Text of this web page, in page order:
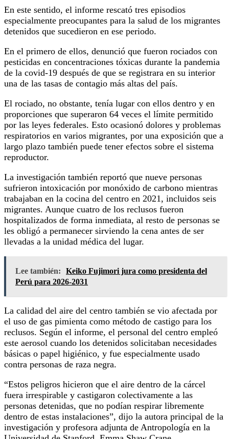
En este sentido, el informe rescató tres episodios
especialmente preocupantes para la salud de los migrantes
detenidos que sucedieron en ese periodo.
En el primero de ellos, denunció que fueron rociados con
pesticidas en concentraciones tóxicas durante la pandemia
de la covid-19 después de que se registrara en su interior
una de las tasas de contagio más altas del país.
El rociado, no obstante, tenía lugar con ellos dentro y en
proporciones que superaron 64 veces el límite permitido
por las leyes federales. Esto ocasionó dolores y problemas
respiratorios en varios migrantes, por una exposición que a
largo plazo también puede tener efectos sobre el sistema
reproductor.
La investigación también reportó que nueve personas
sufrieron intoxicación por monóxido de carbono mientras
trabajaban en la cocina del centro en 2021, incluidos seis
migrantes. Aunque cuatro de los reclusos fueron
hospitalizados de forma inmediata, al resto de personas se
les obligó a permanecer sirviendo la cena antes de ser
llevadas a la unidad médica del lugar.
Lee también:
Keiko Fujimori jura como presidenta del
Perú para 2026-2031
La calidad del aire del centro también se vio afectada por
el uso de gas pimienta como método de castigo para los
reclusos. Según el informe, el personal del centro empleó
este aerosol cuando los detenidos solicitaban necesidades
básicas o papel higiénico, y fue especialmente usado
contra personas de raza negra.
“Estos peligros hicieron que el aire dentro de la cárcel
fuera irrespirable y castigaron colectivamente a las
personas detenidas, que no podían respirar libremente
dentro de estas instalaciones”, dijo la autora principal de la
investigación y profesora adjunta de Antropología en la